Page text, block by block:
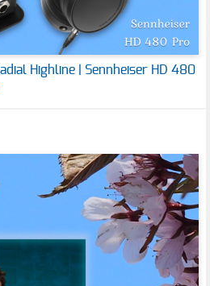
Highline | Sennheiser HD 480